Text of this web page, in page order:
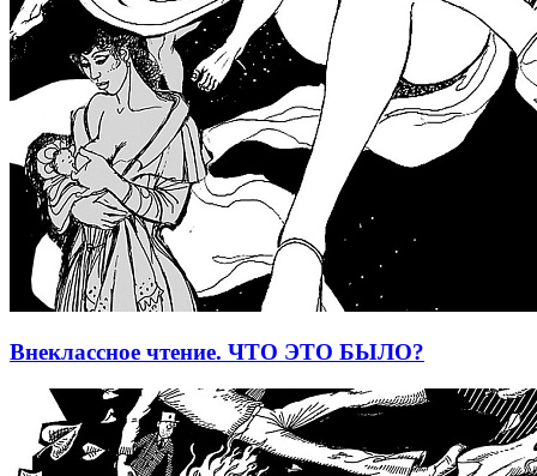
Внеклассное чтение. ЧТО ЭТО БЫЛО?